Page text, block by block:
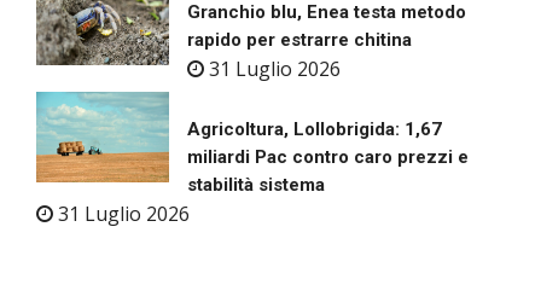
Granchio blu, Enea testa metodo
rapido per estrarre chitina
31 Luglio 2026
Agricoltura, Lollobrigida: 1,67
miliardi Pac contro caro prezzi e
stabilità sistema
31 Luglio 2026